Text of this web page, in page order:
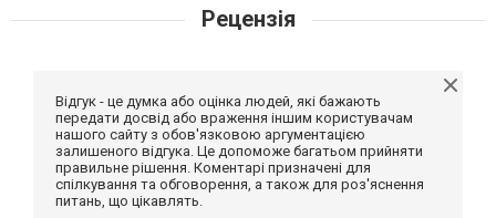
Рецензія
Відгук - це думка або оцінка людей, які бажають
передати досвід або враження іншим користувачам
нашого сайту з обов'язковою аргументацією
залишеного відгука. Це допоможе багатьом прийняти
правильне рішення. Коментарі призначені для
спілкування та обговорення, а також для роз'яснення
питань, що цікавлять.